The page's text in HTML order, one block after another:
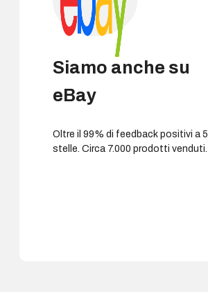
Siamo anche su
eBay
Oltre il 99% di feedback positivi a 5
stelle. Circa 7.000 prodotti venduti.